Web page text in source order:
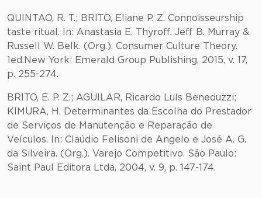
QUINTAO, R. T.; BRITO, Eliane P. Z. Connoisseurship
taste ritual. In: Anastasia E. Thyroff, Jeff B. Murray &
Russell W. Belk. (Org.). Consumer Culture Theory.
1ed.New York: Emerald Group Publishing, 2015, v. 17,
p. 255-274.
BRITO, E. P. Z.; AGUILAR, Ricardo Luís Beneduzzi;
KIMURA, H. Determinantes da Escolha do Prestador
de Serviços de Manutenção e Reparação de
Veículos. In: Claúdio Felisoni de Angelo e José A. G.
da Silveira. (Org.). Varejo Competitivo. São Paulo:
Saint Paul Editora Ltda, 2004, v. 9, p. 147-174.